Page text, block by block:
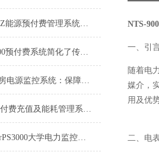
PDR8000-JZ能源预付费管理系统：重塑能源消费与管理的未来
Sunshy-3000预付费系统简化了传统的收费流程
NY3000机房电源监控系统：保障数据中心稳定运行的关键
Akey310预付费充值及能耗管理系统Akey310技术参数
HiggspowerPS3000大学电力监控系统：构建安全、高效、节能的校园电力环境
NTS-
一、引
随着电
媒介，
用及优
二、电